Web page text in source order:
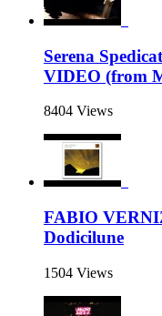
Serena
VIDEO (from
8404 Views
FABIO
Dodicilune
1504 Views